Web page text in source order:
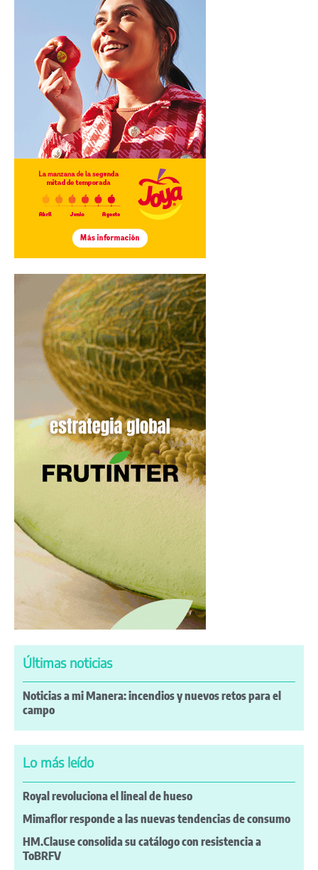
Últimas noticias
Noticias a mi Manera: incendios y nuevos retos para el
campo
Lo más leído
Royal revoluciona el lineal de hueso
Mimaflor responde a las nuevas tendencias de consumo
HM.Clause consolida su catálogo con resistencia a
ToBRFV